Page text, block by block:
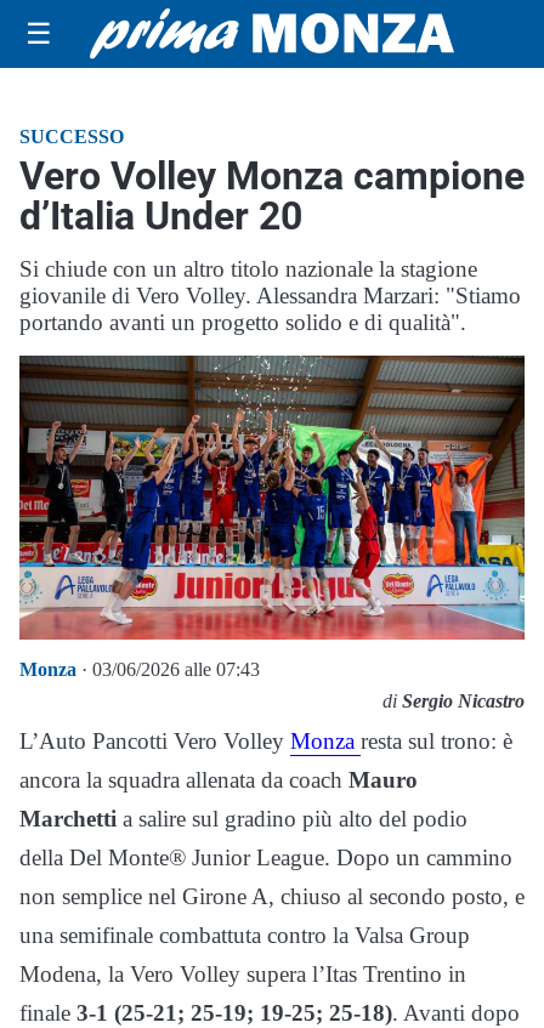
☰
SUCCESSO
Vero Volley Monza campione
d’Italia Under 20
Si chiude con un altro titolo nazionale la stagione
giovanile di Vero Volley. Alessandra Marzari: "Stiamo
portando avanti un progetto solido e di qualità".
Monza · 03/06/2026 alle 07:43
di Sergio Nicastro
L’Auto Pancotti Vero Volley Monza resta sul trono: è
ancora la squadra allenata da coach Mauro
Marchetti a salire sul gradino più alto del podio
della Del Monte® Junior League. Dopo un cammino
non semplice nel Girone A, chiuso al secondo posto, e
una semifinale combattuta contro la Valsa Group
Modena, la Vero Volley supera l’Itas Trentino in
finale 3-1 (25-21; 25-19; 19-25; 25-18). Avanti dopo